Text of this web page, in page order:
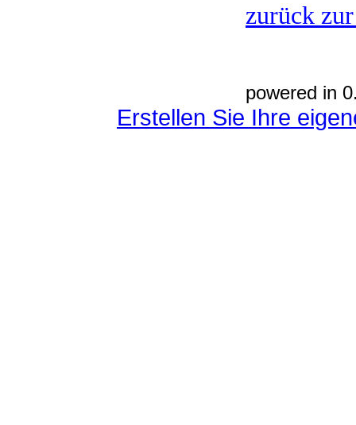
zurück
powered in
Erstellen Sie Ihre